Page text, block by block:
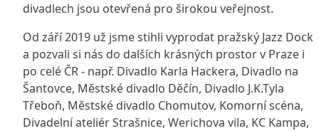
divadlech jsou otevřená pro širokou veřejnost.
Od září 2019 už jsme stihli vyprodat pražský Jazz Dock
a pozvali si nás do dalších krásných prostor v Praze i
po celé ČR - např. Divadlo Karla Hackera, Divadlo na
Šantovce, Městské divadlo Děčín, Divadlo J.K.Tyla
Třeboň, Městské divadlo Chomutov, Komorní scéna,
Divadelní ateliér Strašnice, Werichova vila, KC Kampa,